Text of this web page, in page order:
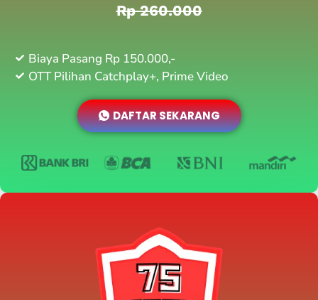
Rp 260.000
Biaya Pasang Rp 150.000,-
OTT Pilihan Catchplay+, Prime Video
DAFTAR SEKARANG